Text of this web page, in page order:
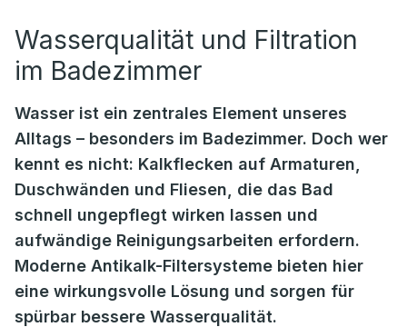
Wasserqualität und Filtration
im Badezimmer
Wasser ist ein zentrales Element unseres
Alltags – besonders im Badezimmer. Doch wer
kennt es nicht: Kalkflecken auf Armaturen,
Duschwänden und Fliesen, die das Bad
schnell ungepflegt wirken lassen und
aufwändige Reinigungsarbeiten erfordern.
Moderne Antikalk-Filtersysteme bieten hier
eine wirkungsvolle Lösung und sorgen für
spürbar bessere Wasserqualität.